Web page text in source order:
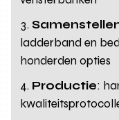
ladderband en
honderden opties
Productie: